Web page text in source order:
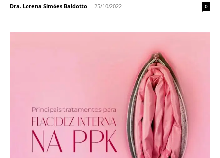
Dra. Lorena Simões Baldotto - 25/10/2022 0